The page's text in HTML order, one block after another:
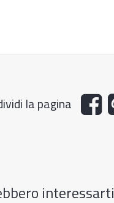
la pagina
interessarti